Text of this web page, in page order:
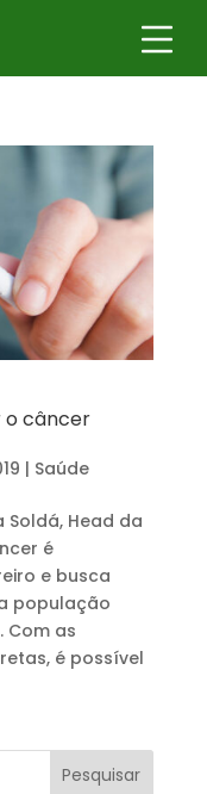
o câncer
| Saúde
Head da
é
e busca
população
Com as
é possível
Pesquisar